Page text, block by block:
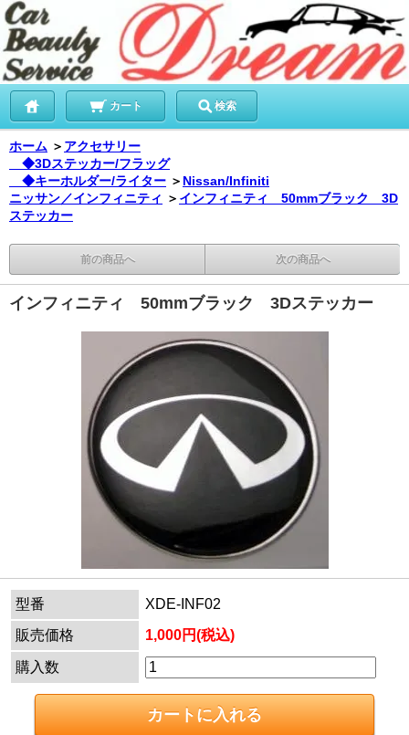
カート 検索
ホーム ＞ アクセサリー
◆3Dステッカー/フラッグ
◆キーホルダー/ライター ＞ Nissan/Infiniti
ニッサン／インフィニティ ＞ インフィニティ 50mmブラック 3D
ステッカー
前の商品へ 次の商品へ
インフィニティ 50mmブラック 3Dステッカー
型番
XDE-INF02
販売価格
1,000円(税込)
購入数